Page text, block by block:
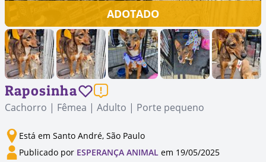
ADOTADO
Raposinha
Cachorro | Fêmea | Adulto | Porte pequeno
Está em Santo André, São Paulo
Publicado por ESPERANÇA ANIMAL em 19/05/2025